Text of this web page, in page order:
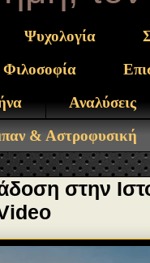
Ψυχολογία
Φιλοσοφία
Αναλύσεις
& Αστροφυσική
στην